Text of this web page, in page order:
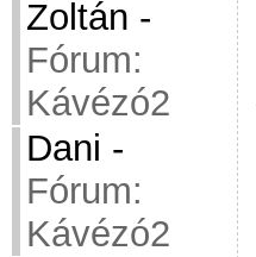
Zoltán -
Fórum:
Kávézó2
Dani -
Fórum:
Kávézó2